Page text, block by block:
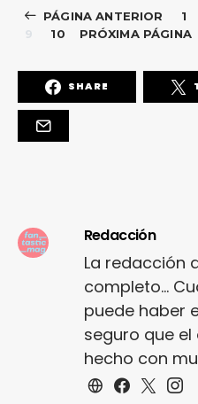
PÁGINA ANTERIOR 1
9
10 PRÓXIMA PÁGINA
SHARE
Redacción
La redacción
completo...
puede haber
seguro que
hecho con